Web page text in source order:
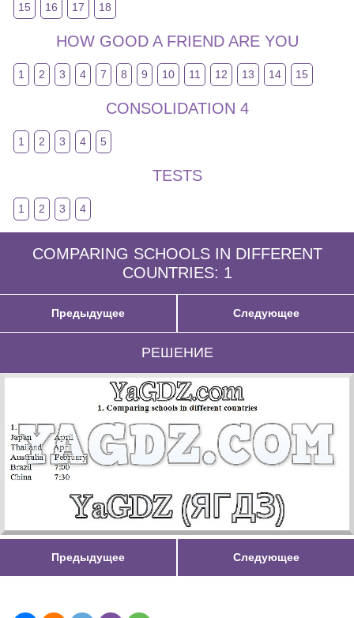
15
16 17 18
HOW GOOD A FRIEND ARE YOU
1 2 3 4 7 8 9 10 11 12 13 14 15
CONSOLIDATION 4
1 2 3 4 5
TESTS
1 2 3 4
COMPARING SCHOOLS IN DIFFERENT
COUNTRIES: 1
Предыдущее Следующее
РЕШЕНИЕ
Предыдущее Следующее